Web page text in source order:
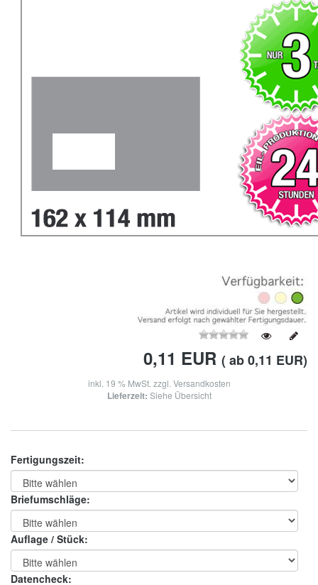
0,11 EUR ( ab 0,11 EUR)
inkl. 19 % MwSt. zzgl. Versandkosten
Lieferzeit: Siehe Übersicht
Fertigungszeit:
Briefumschläge:
Auflage / Stück:
Datencheck: